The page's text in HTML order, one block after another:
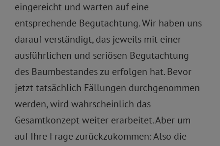
eingereicht und warten auf eine
entsprechende Begutachtung. Wir haben uns
darauf verständigt, das jeweils mit einer
ausführlichen und seriösen Begutachtung
des Baumbestandes zu erfolgen hat. Bevor
jetzt tatsächlich Fällungen durchgenommen
werden, wird wahrscheinlich das
Gesamtkonzept weiter erarbeitet. Aber um
auf Ihre Frage zurückzukommen: Also die